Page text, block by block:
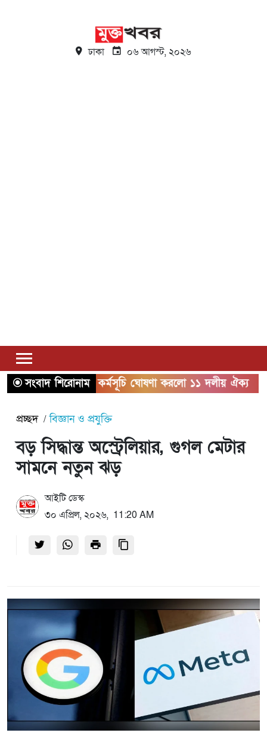
ঢাকা ০৬ আগস্ট, ২০২৬
সংবাদ শিরোনাম
নতুন কর্মসূচি ঘোষণা করলো ১১ দলীয় ঐক্য
প্রচ্ছদ বিজ্ঞান ও প্রযুক্তি
বড় সিদ্ধান্ত অস্ট্রেলিয়ার, গুগল মেটার
সামনে নতুন ঝড়
আইটি ডেস্ক
৩০ এপ্রিল, ২০২৬, 11:20 AM